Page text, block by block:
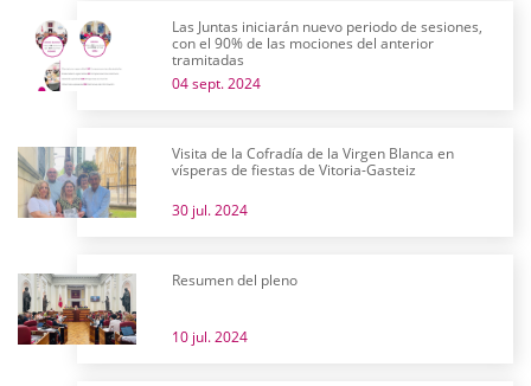
Las Juntas iniciarán nuevo periodo de sesiones,
con el 90% de las mociones del anterior
tramitadas
04 sept. 2024
Visita de la Cofradía de la Virgen Blanca en
vísperas de fiestas de Vitoria-Gasteiz
30 jul. 2024
Resumen del pleno
10 jul. 2024